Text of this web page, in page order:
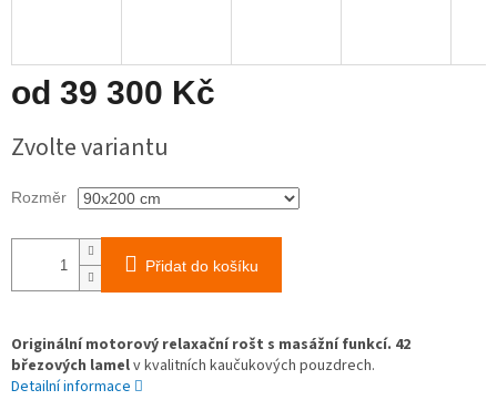
od 39 300 Kč
cena:
Zvolte variantu
Rozměr
Přidat do košíku
Originální motorový relaxační rošt s masážní funkcí. 42
březových lamelv kvalitních kaučukových pouzdrech.
Detailní informace